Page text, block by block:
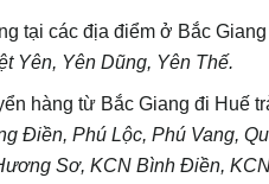
tại các địa điểm ở Bắc
Yên, Yên Dũng, Yên Thế.
hàng từ Bắc Giang đi Huế
Điền, Phú Lộc, Phú Vang,
Sơ, KCN Bình Điền,